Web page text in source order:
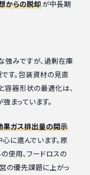
からの脱却が中長期
みですが、過剰在庫
す。包装資材の見直
と容器形状の最適化は、
まっています。
果ガス排出量の開示
に進んでいます。原
使用、フードロスの
の優先課題に上がっ